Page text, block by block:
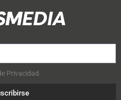
Privacidad.